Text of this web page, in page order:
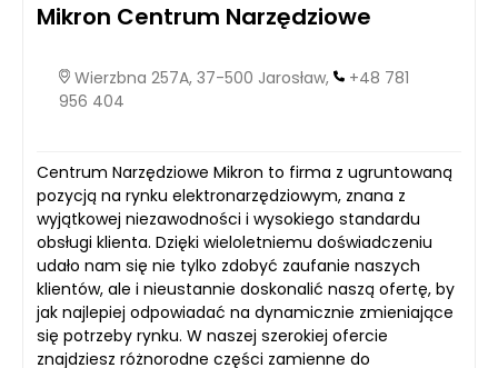
Mikron Centrum Narzędziowe
Wierzbna 257A, 37-500 Jarosław,
+48 781
956 404
Centrum Narzędziowe Mikron to firma z ugruntowaną
pozycją na rynku elektronarzędziowym, znana z
wyjątkowej niezawodności i wysokiego standardu
obsługi klienta. Dzięki wieloletniemu doświadczeniu
udało nam się nie tylko zdobyć zaufanie naszych
klientów, ale i nieustannie doskonalić naszą ofertę, by
jak najlepiej odpowiadać na dynamicznie zmieniające
się potrzeby rynku. W naszej szerokiej ofercie
znajdziesz różnorodne części zamienne do